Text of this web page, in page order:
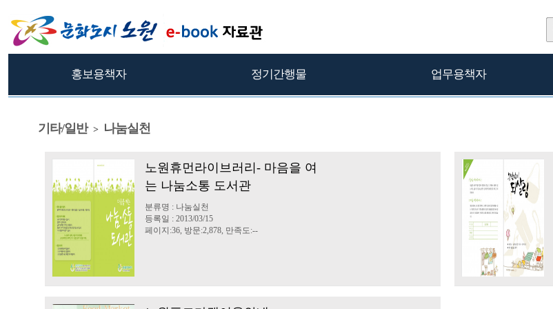
홍보용책자 정기간행물 업무용책자
기타/일반 > 나눔실천
노원휴먼라이브러리- 마음을 여
는 나눔소통 도서관
분류명 : 나눔실천
등록일 : 2013/03/15
페이지:36, 방문:2,878, 만족도:--